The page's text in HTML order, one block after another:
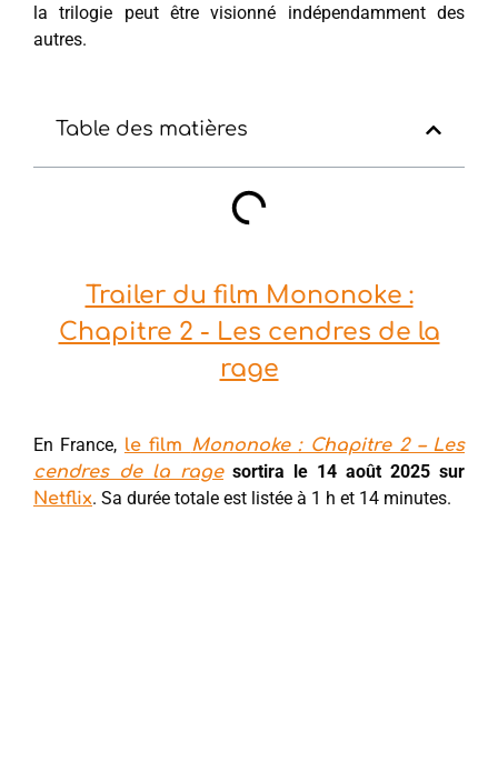
la trilogie peut être visionné indépendamment des
autres.
Table des matières
Trailer du film Mononoke :
Chapitre 2 - Les cendres de la
rage
En France, le film Mononoke : Chapitre 2 – Les
cendres de la ragesortira le 14 août 2025 sur
Netflix. Sa durée totale est listée à 1 h et 14 minutes.